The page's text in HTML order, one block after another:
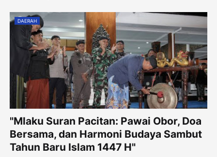
DAERAH
"Mlaku Suran Pacitan: Pawai Obor, Doa
Bersama, dan Harmoni Budaya Sambut
Tahun Baru Islam 1447 H"